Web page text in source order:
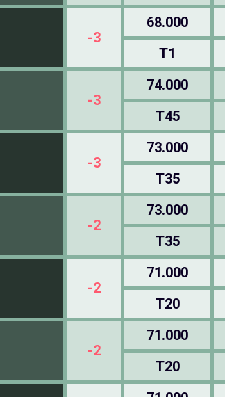
-3
68.000
T1
-3
74.000
T45
-3
73.000
T35
-2
73.000
T35
-2
71.000
T20
-2
71.000
T20